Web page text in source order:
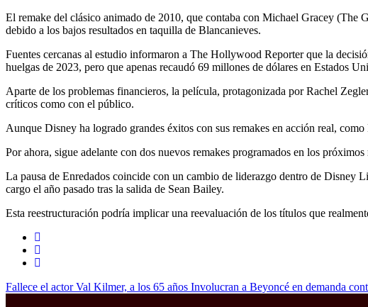
El remake del clásico animado de 2010, que contaba con Michael Gracey
debido a los bajos resultados en taquilla de Blancanieves.
Fuentes cercanas al estudio informaron a The Hollywood Reporter que la
huelgas de 2023, pero que apenas recaudó 69 millones de dólares en Estados
Aparte de los problemas financieros, la película, protagonizada por Rachel
críticos como con el público.
Aunque Disney ha logrado grandes éxitos con sus remakes en acción real,
Por ahora, sigue adelante con dos nuevos remakes programados en los
La pausa de Enredados coincide con un cambio de liderazgo dentro de
cargo el año pasado tras la salida de Sean Bailey.
Esta reestructuración podría implicar una reevaluación de los títulos que
Fallece el actor Val Kilmer, a los 65 años Involucran a Beyoncé en demanda